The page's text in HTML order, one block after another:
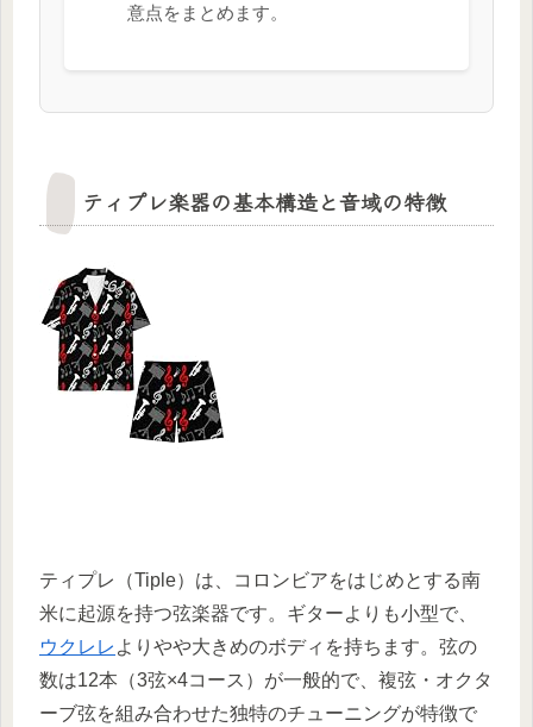
意点をまとめます。
ティプレ楽器の基本構造と音域の特徴
ティプレ（Tiple）は、コロンビアをはじめとする南
米に起源を持つ弦楽器です。ギターよりも小型で、
ウクレレ よりやや大きめのボディを持ちます。弦の
数は12本（3弦×4コース）が一般的で、複弦・オクタ
ーブ弦を組み合わせた独特のチューニングが特徴で